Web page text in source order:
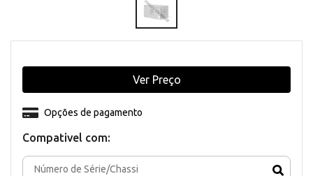
Compativel com:
Opções de pagamento
Ver Preço